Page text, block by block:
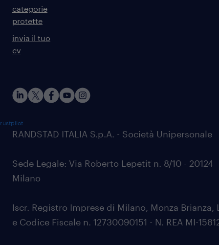
categorie
protette
invia il tuo
cv
RANDSTAD ITALIA S.p.A. - Società Unipersonale
Sede Legale: Via Roberto Lepetit n. 8/10 - 20124
Milano
Iscr. Registro Imprese di Milano, Monza Brianza,
e Codice Fiscale n. 12730090151 - N. REA MI-